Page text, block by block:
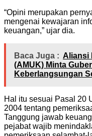
“Opini merupakan
mengenai kewajaran
keuangan,” ujar dia.
Baca Juga : Aliansi
(AMUK) Minta
Keberlangsungan
Hal itu sesuai Pasal 20
2004 tentang
Tanggung jawab
pejabat wajib